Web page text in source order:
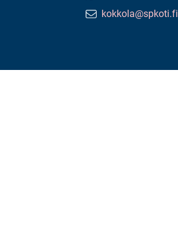
E-
kokkola@spkoti.fi
på